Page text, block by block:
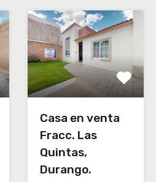
Casa en venta
Fracc. Las
Quintas,
Durango.